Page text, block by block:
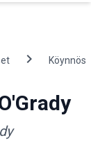
chevron_right Köynnös